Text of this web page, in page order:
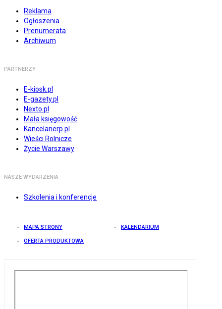
Reklama
Ogłoszenia
Prenumerata
Archiwum
PARTNERZY
E-kiosk.pl
E-gazety.pl
Nexto.pl
Mała księgowość
Kancelarierp.pl
Wieści Rolnicze
Życie Warszawy
NASZE WYDARZENIA
Szkolenia i konferencje
MAPA STRONY KALENDARIUM
OFERTA PRODUKTOWA